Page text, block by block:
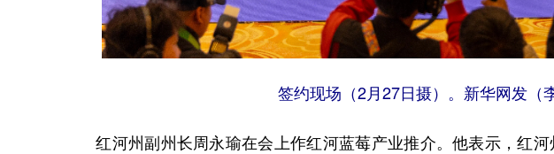
签约现场（2月27日摄）。新华网发（
红河州副州长周永瑜在会上作红河蓝莓产业推介。他表示，红河